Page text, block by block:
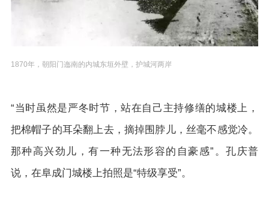
1870年，朝阳门迤南的内城东垣外壁，护城河两岸
“当时虽然是严冬时节，站在自己主持修缮的城楼上，
把棉帽子的耳朵翻上去，摘掉围脖儿，丝毫不感觉冷。
那种高兴劲儿，有一种无法形容的自豪感”。孔庆普
说，在阜成门城楼上拍照是“特级享受”。